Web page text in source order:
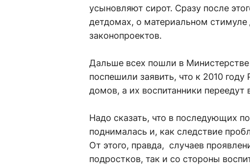
усыновляют сирот. Сразу после
детдомах, о материальном стимуле
законопроектов.
Дальше всех пошли в
поспешили заявить, что к 2010
домов, а их воспитанники
Надо сказать, что в последующих
поднималась и, как следствие
От этого, правда, случаев
подростков, так и со стороны